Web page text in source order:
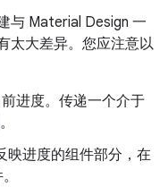
与 Material Design 一
太大差异。您应注意以
进度。传递一个介于
。
映进度的组件部分，在